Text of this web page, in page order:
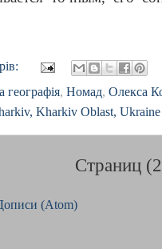
географія, Номад, Олекса
Kharkiv Oblast, Ukraine
Страниц
(Atom)